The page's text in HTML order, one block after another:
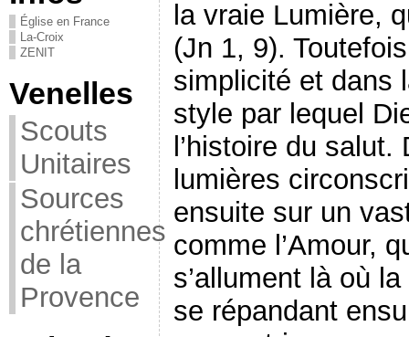
Église en France
La-Croix
ZENIT
Venelles
Scouts
Unitaires
Sources
chrétiennes
de la
Provence
la vraie Lumière,
(Jn 1, 9).
simplicité et dans
style par lequel
l’histoire du
lumières
ensuite sur un
comme l’Amour,
s’allument là où
se répandant